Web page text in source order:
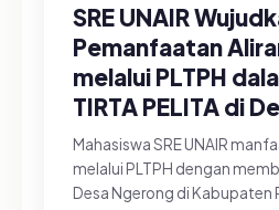
SRE UNAIR
Pemanfaatan
melalui PLTPH
TIRTA PELITA di
Mahasiswa SRE UNAIR
melalui PLTPH dengan
Desa Ngerong di Kabupaten